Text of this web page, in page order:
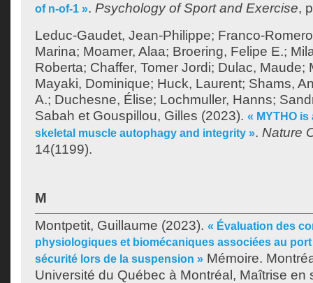
of n-of-1 ». Psychology of Sport and Exercise,
Leduc-Gaudet, Jean-Philippe; Franco-
Marina; Moamer, Alaa; Broering, Felipe E.;
Roberta; Chaffer, Tomer Jordi; Dulac, Maude;
Mayaki, Dominique; Huck, Laurent; Shams,
A.; Duchesne, Élise; Lochmuller, Hanns;
Sabah et Gouspillou, Gilles (2023). « MYTHO
skeletal muscle autophagy and integrity ». Nature
14(1199).
M
Montpetit, Guillaume (2023). « Évaluation des
physiologiques et biomécaniques associées au
sécurité lors de la suspension » Mémoire.
Université du Québec à Montréal, Maîtrise en